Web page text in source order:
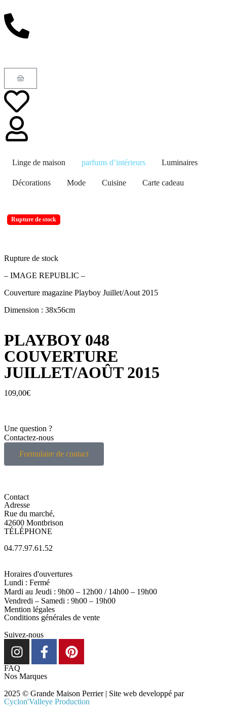
Linge de maison parfums d’intérieurs Luminaires
Décorations Mode Cuisine Carte cadeau
Rupture de stock
Rupture de stock
– IMAGE REPUBLIC –
Couverture magazine Playboy Juillet/Aout 2015
Dimension : 38x56cm
PLAYBOY 048
COUVERTURE
JUILLET/AOÛT 2015
109,00€
Une question ?
Contactez-nous
Formulaire de contact
Contact
Adresse
Rue du marché,
42600 Montbrison
TÉLÉPHONE
04.77.97.61.52
Horaires d'ouvertures
Lundi : Fermé
Mardi au Jeudi : 9h00 – 12h00 / 14h00 – 19h00
Vendredi – Samedi : 9h00 – 19h00
Mention légales
Conditions générales de vente
Suivez-nous
FAQ
Nos Marques
2025 © Grande Maison Perrier | Site web developpé par
Cyclon'Valleye Production